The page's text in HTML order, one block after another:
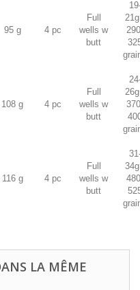
95 g 4 pc
Full
wells w
butt
108 g 4 pc
Full
wells w
butt
116 g 4 pc
Full
wells w
butt
LA MÊME